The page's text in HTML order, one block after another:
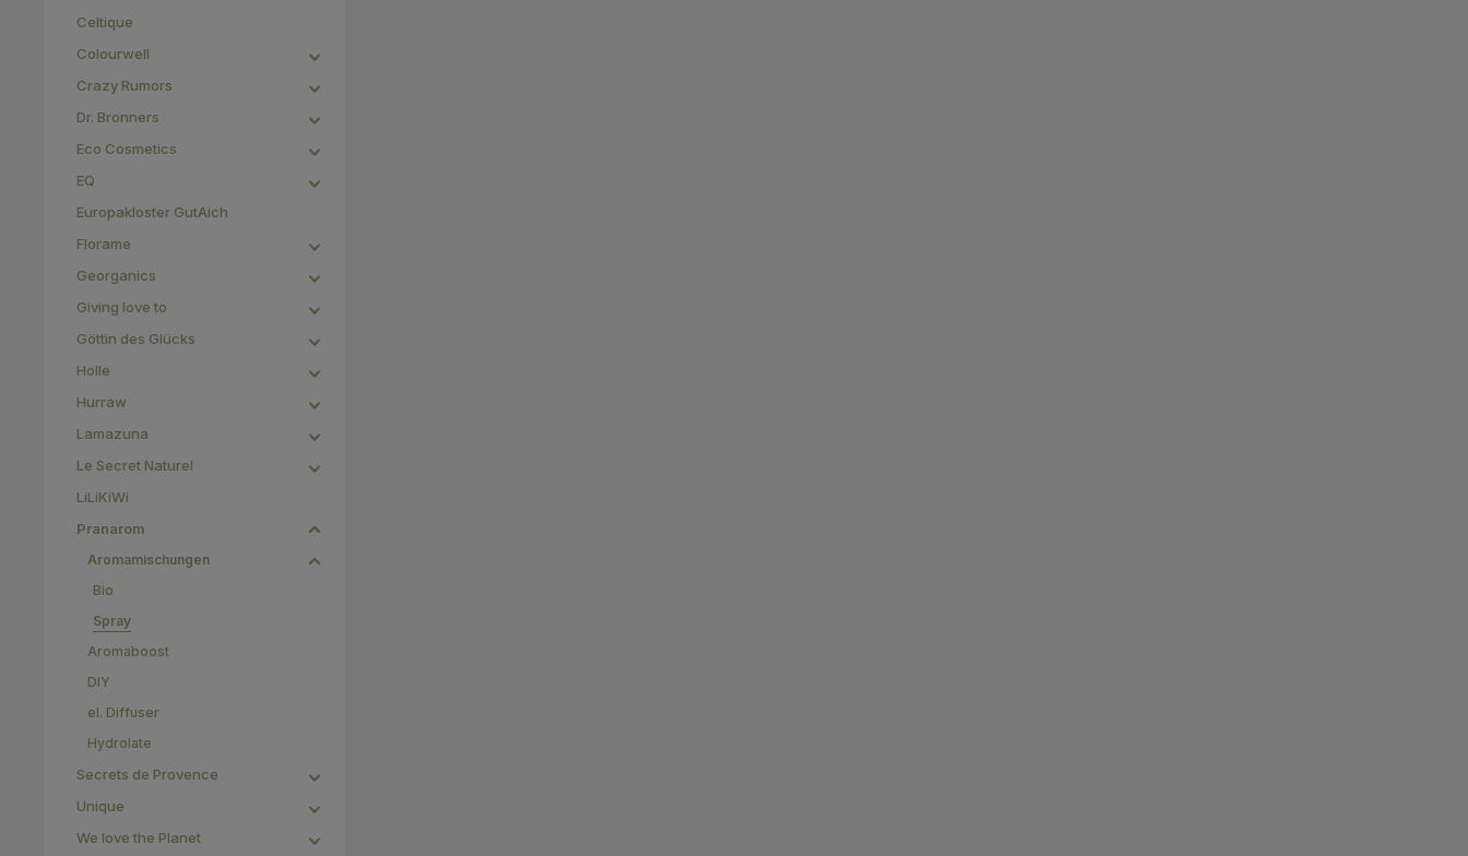
Celtique
Colourwell
Crazy Rumors
Dr. Bronners
Eco Cosmetics
EQ
Europakloster GutAich
Florame
Georganics
Giving love to
Göttin des Glücks
Holle
Hurraw
Lamazuna
Le Secret Naturel
LiLiKiWi
Pranarom
Aromamischungen
Bio
Spray
Aromaboost
DIY
el. Diffuser
Hydrolate
Secrets de Provence
Unique
We love the Planet